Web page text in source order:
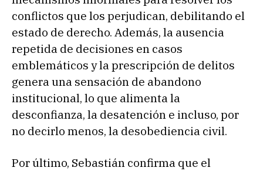
conflictos que los perjudican, debilitando el
estado de derecho. Además, la ausencia
repetida de decisiones en casos
emblemáticos y la prescripción de delitos
genera una sensación de abandono
institucional, lo que alimenta la
desconfianza, la desatención e incluso, por
no decirlo menos, la desobediencia civil.
Por último, Sebastián confirma que el